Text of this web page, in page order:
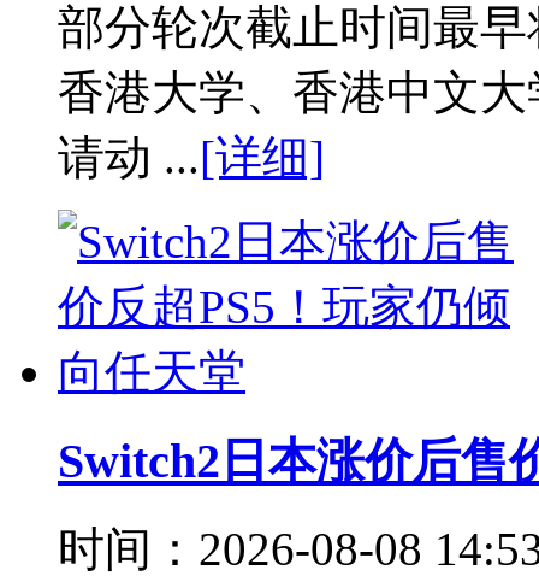
部分轮次截止时间最
香港大学、香港中文
请动 ...[详细]
Switch2日本涨价后售
时间：2026-08-08